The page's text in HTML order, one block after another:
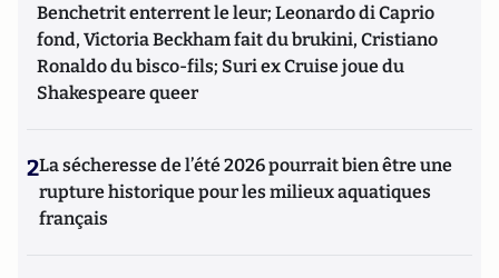
Benchetrit enterrent le leur; Leonardo di Caprio
fond, Victoria Beckham fait du brukini, Cristiano
Ronaldo du bisco-fils; Suri ex Cruise joue du
Shakespeare queer
2La sécheresse de l’été 2026 pourrait bien être une
rupture historique pour les milieux aquatiques
français